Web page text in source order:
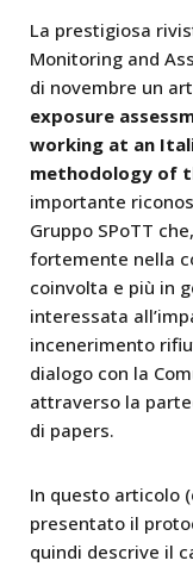
La prestigiosa
Monitoring and
di novembre un
exposure
working at an
methodology of
importante
Gruppo SPoTT
fortemente nella
coinvolta e più in
interessata
incenerimento
dialogo con la
attraverso la
di papers.
In questo articolo
presentato il
quindi descrive il